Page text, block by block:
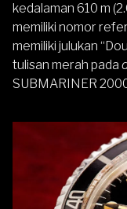
kedalaman 610 m
memiliki nomor
memiliki julukan
tulisan merah pada
SUBMARINER